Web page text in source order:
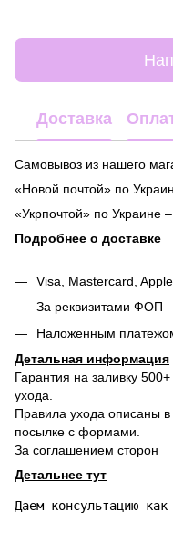
Доставка
Самовывоз из нашего
«Новой почтой» по
«Укрпочтой» по Украине
Подробнее о доставке
Visa, Mastercard,
За реквизитами ФОП
Наложенным
Детальная информация
Гарантия на заливку
ухода.
Правила ухода описаны
посылке с формами.
За соглашением сторон
Детальнее тут
Даем консультацию